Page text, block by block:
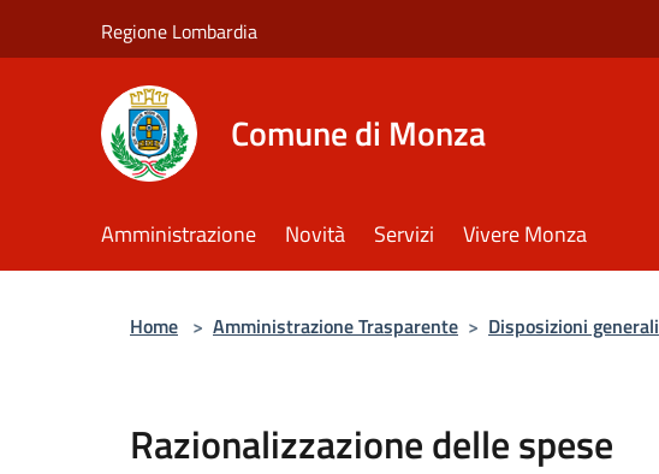
Regione Lombardia
Comune di Monza
Amministrazione Novità Servizi Vivere Monza
Home > Amministrazione Trasparente > Disposizioni generali
Razionalizzazione delle spese